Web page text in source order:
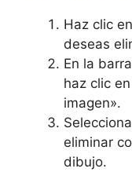
Haz clic
deseas
En la
haz clic
imagen».
eliminar
dibujo.